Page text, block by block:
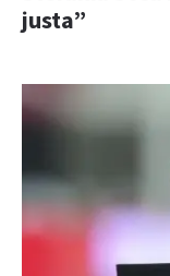
justa”